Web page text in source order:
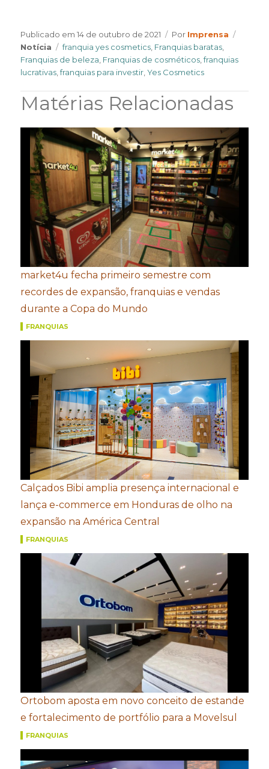
Publicado em14 de outubro de 2021 Por Author
Imprensa
Notícia
Tags
franquia yes cosmetics, Franquias baratas,
Franquias de beleza, Franquias de cosméticos,franquias
lucrativas,franquias para investir,Yes Cosmetics
Matérias Relacionadas
market4u fecha primeiro semestre com
recordes de expansão, franquias e vendas
durante a Copa do Mundo
FRANQUIAS
Calçados Bibi amplia presença internacional e
lança e-commerce em Honduras de olho na
expansão na América Central
FRANQUIAS
Ortobom aposta em novo conceito de estande
e fortalecimento de portfólio para a Movelsul
FRANQUIAS